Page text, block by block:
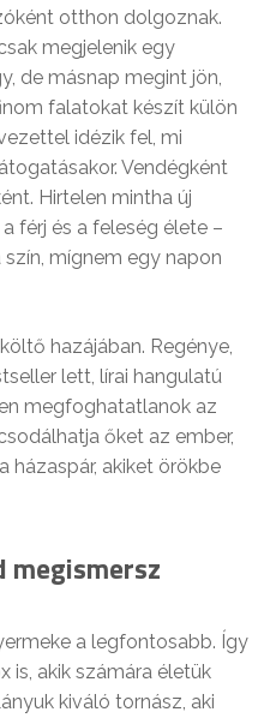
otthon dolgoznak.
megjelenik egy
de másnap megint jön,
falatokat készít külön
idézik fel, mi
Vendégként
Hirtelen mintha új
férj és a feleség élete –
mígnem egy napon
hazájában. Regénye,
lett, lírai hangulatú
megfoghatatlanok az
őket az ember,
házaspár, akiket örökbe
megismersz
a legfontosabb. Így
is, akik számára életük
kiváló tornász, aki